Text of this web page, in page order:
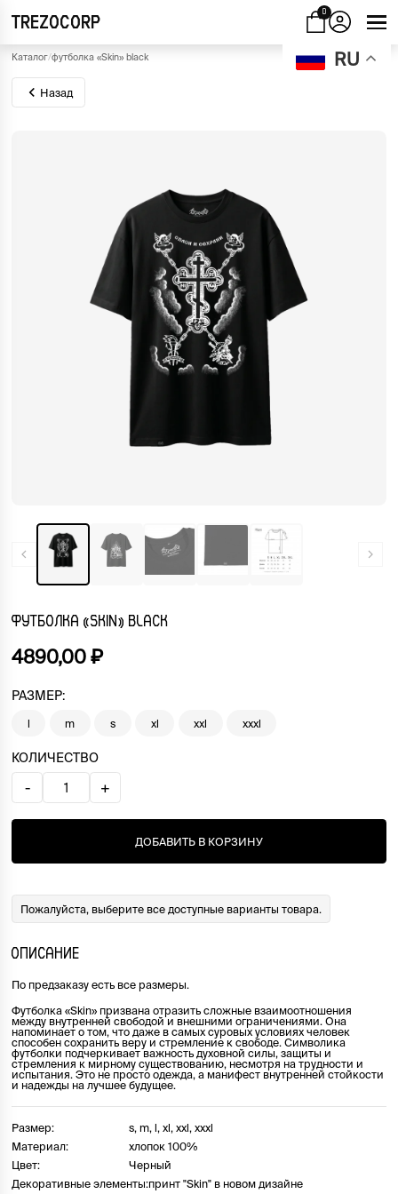
TREZOCORP
0
Каталог/футболка «Skin» black
Назад
ФУТБОЛКА «SKIN» BLACK
4890,00₽
РАЗМЕР:
l m s xl xxl xxxl
КОЛИЧЕСТВО
- +
ДОБАВИТЬ В КОРЗИНУ
Пожалуйста, выберите все доступные варианты товара.
ОПИСАНИЕ
По предзаказу есть все размеры.
Футболка «Skin» призвана отразить сложные взаимоотношения
между внутренней свободой и внешними ограничениями. Она
напоминает о том, что даже в самых суровых условиях человек
способен сохранить веру и стремление к свободе. Символика
футболки подчеркивает важность духовной силы, защиты и
стремления к мирному существованию, несмотря на трудности и
испытания. Это не просто одежда, а манифест внутренней стойкости
и надежды на лучшее будущее.
Размер:
s, m, l, xl, xxl, xxxl
Материал:
хлопок 100%
Цвет:
Черный
Декоративные элементы:принт "Skin" в новом дизайне
RU